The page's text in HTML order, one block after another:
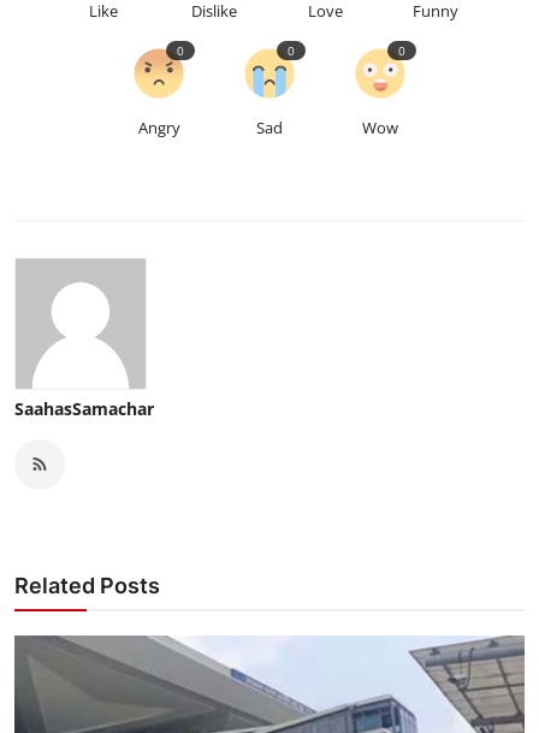
Like Dislike Love Funny
Angry
0
Sad
0
Wow
0
SaahasSamachar
Related Posts